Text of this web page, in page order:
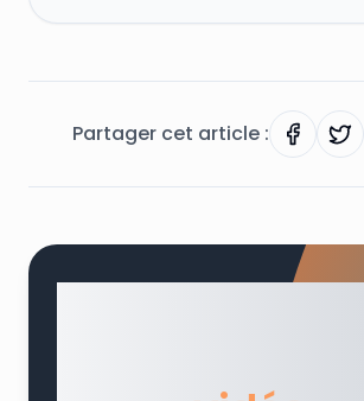
Partager cet article :